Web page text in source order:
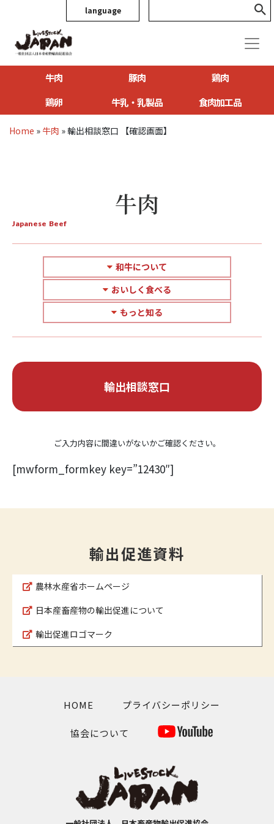
language
牛肉 豚肉
鶏肉
鶏卵
牛乳・乳製品 食肉加工品
Home » 牛肉 »輸出相談窓口 【確認画面】
牛肉
Japanese Beef
和牛について
おいしく食べる
もっと知る
輸出相談窓口
ご入力内容に間違いがないかご確認ください。
[mwform_formkey key=”12430″]
輸出促進資料
農林水産省ホームページ
日本産畜産物の輸出促進について
輸出促進ロゴマーク
HOME プライバシーポリシー
協会について